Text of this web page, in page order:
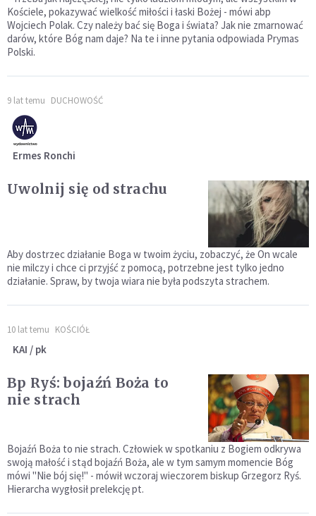
Kościele, pokazywać wielkość miłości i łaski Bożej - mówi abp
Wojciech Polak. Czy należy bać się Boga i świata? Jak nie zmarnować
darów, które Bóg nam daje? Na te i inne pytania odpowiada Prymas
Polski.
9 lat temu DUCHOWOŚĆ
Ermes Ronchi
Uwolnij się od strachu
Aby dostrzec działanie Boga w twoim życiu, zobaczyć, że On wcale
nie milczy i chce ci przyjść z pomocą, potrzebne jest tylko jedno
działanie. Spraw, by twoja wiara nie była podszyta strachem.
10 lat temu KOŚCIÓŁ
KAI / pk
Bp Ryś: bojaźń Boża to
nie strach
Bojaźń Boża to nie strach. Człowiek w spotkaniu z Bogiem odkrywa
swoją małość i stąd bojaźń Boża, ale w tym samym momencie Bóg
mówi "Nie bój się!" - mówił wczoraj wieczorem biskup Grzegorz Ryś.
Hierarcha wygłosił prelekcję pt.